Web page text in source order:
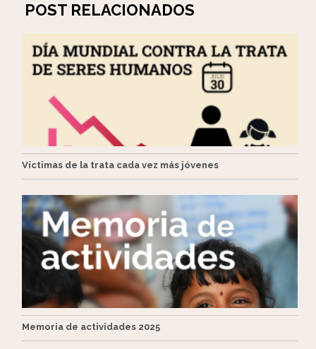
POST RELACIONADOS
Víctimas de la trata cada vez más jóvenes
Memoria de actividades 2025